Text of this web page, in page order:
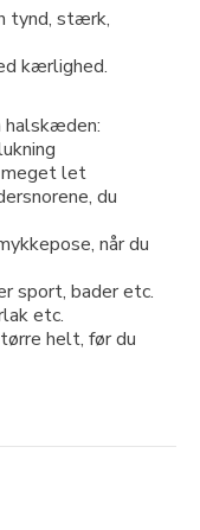
tynd, stærk,
kærlighed.
let
du
når du
sport, bader etc.
etc.
helt, før du